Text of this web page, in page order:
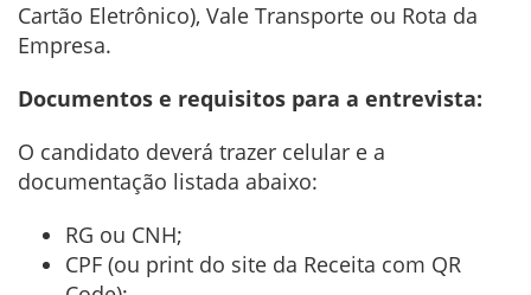
Cartão Eletrônico), Vale Transporte ou Rota da
Empresa.
Documentos e requisitos para a entrevista:
O candidato deverá trazer celular e a
documentação listada abaixo:
RG ou CNH;
CPF (ou print do site da Receita com QR